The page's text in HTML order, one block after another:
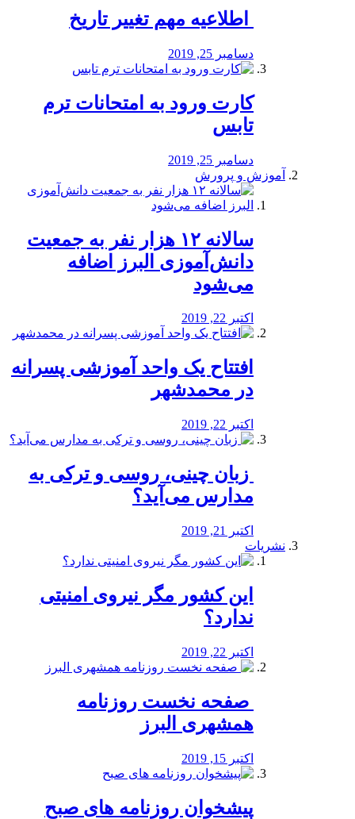
️ اطلاعیه مهم تغییر تاریخ
دسامبر 25, 2019
کارت ورود به امتحانات ترم
تابس
دسامبر 25, 2019
آموزش و پرورش
️سالانه ۱۲ هزار نفر به جمعیت
دانش‌آموزی البرز اضافه
می‌شود
اکتبر 22, 2019
افتتاح یک واحد آموزشی پسرانه
در محمدشهر
اکتبر 22, 2019
️ زبان چینی، روسی و ترکی به
مدارس می‌آید؟
اکتبر 21, 2019
نشریات
این کشور مگر نیروی امنیتی
ندارد؟
اکتبر 22, 2019
️ صفحه نخست روزنامه‌
همشهری البرز
اکتبر 15, 2019
پیشخوان روزنامه های صبح